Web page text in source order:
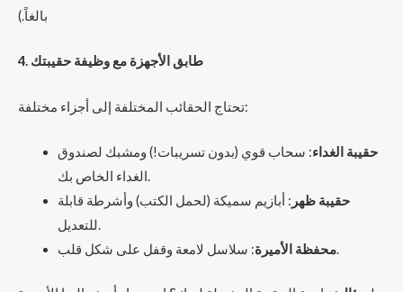
بالغاً.)
4. طابق الأجهزة مع وظيفة حقيبتك
تحتاج الحقائب المختلفة إلى أجزاء مختلفة:
حقيبة الغداء: سحاب قوي (بدون تسريبات!) ومشبك لصندوق
الغداء الخاص بك.
حقيبة ظهر : أبازيم سميكة (لحمل الكتب) وأشرطة قابلة
للتعديل.
محفظة الأميرة: سلاسل لامعة وقفل على شكل قلب.